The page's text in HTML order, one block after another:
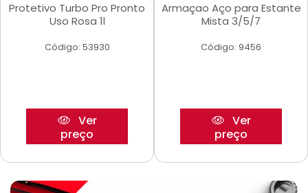
Protetivo Turbo Pro Pronto
Uso Rosa 1l
Código: 53930
Ver
preço
Armaçao Aço para Estante
Mista 3/5/7
Código: 9456
Ver
preço